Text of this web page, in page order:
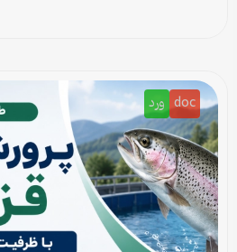
doc ورد